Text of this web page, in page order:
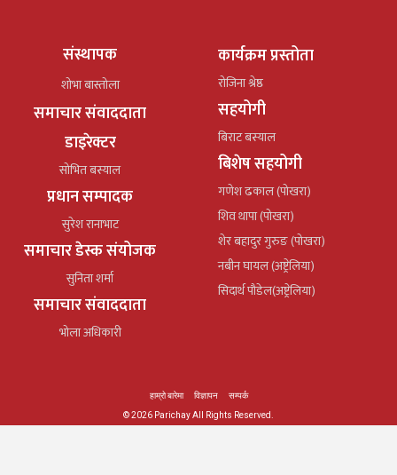
संस्थापक
शोभा बास्तोला
समाचार संवाददाता
डाइरेक्टर
सोभित बस्याल
प्रधान सम्पादक
सुरेश रानाभाट
समाचार डेस्क संयोजक
सुनिता शर्मा
समाचार संवाददाता
भोला अधिकारी
कार्यक्रम प्रस्तोता
रोजिना श्रेष्ठ
सहयोगी
बिराट बस्याल
बिशेष सहयोगी
गणेश ढकाल (पोखरा)
शिव थापा (पोखरा)
शेर बहादुर गुरुङ (पोखरा)
नबीन घायल (अष्ट्रेलिया)
सिदार्थ पौडेल(अष्ट्रेलिया)
हाम्रो बारेमा विज्ञापन
सम्पर्क
© 2026 Parichay All Rights Reserved.